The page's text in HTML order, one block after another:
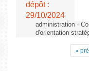
dépôt :
29/10/2024
administration -
d'orientation
«